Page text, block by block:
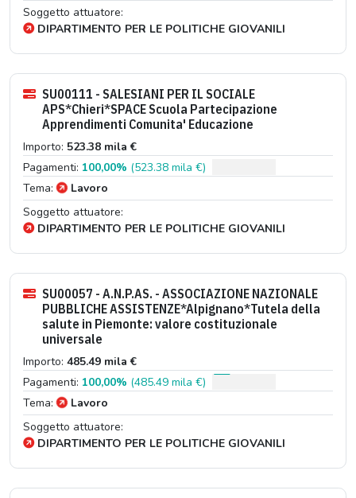
Soggetto attuatore:
DIPARTIMENTO PER LE POLITICHE GIOVANILI
SU00111 - SALESIANI PER IL SOCIALE
APS*Chieri*SPACE Scuola Partecipazione
Apprendimenti Comunita' Educazione
Importo: 523.38 mila €
Pagamenti: 100,00% (523.38 mila €)
Tema:
Lavoro
Soggetto attuatore:
DIPARTIMENTO PER LE POLITICHE GIOVANILI
SU00057 - A.N.P.AS. - ASSOCIAZIONE NAZIONALE
PUBBLICHE ASSISTENZE*Alpignano*Tutela della
salute in Piemonte: valore costituzionale
universale
Importo: 485.49 mila €
Pagamenti: 100,00% (485.49 mila €)
Tema:
Lavoro
Soggetto attuatore:
DIPARTIMENTO PER LE POLITICHE GIOVANILI